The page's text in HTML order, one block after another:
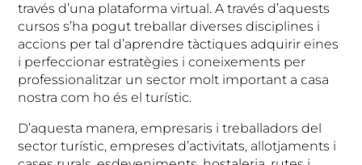
través d’una plataforma virtual. A través d’aquests
cursos s’ha pogut treballar diverses disciplines i
accions per tal d’aprendre tàctiques adquirir eines
i perfeccionar estratègies i coneixements per
professionalitzar un sector molt important a casa
nostra com ho és el turístic.
D’aquesta manera, empresaris i treballadors del
sector turístic, empreses d’activitats, allotjaments i